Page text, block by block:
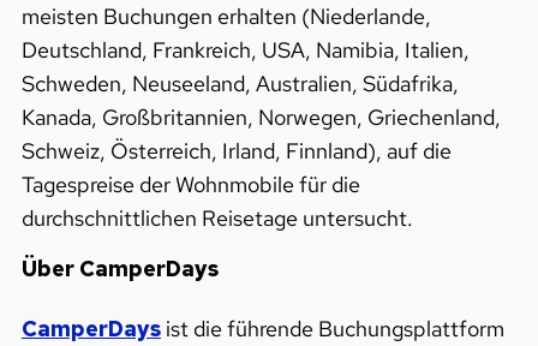
meisten Buchungen erhalten (Niederlande,
Deutschland, Frankreich, USA, Namibia, Italien,
Schweden, Neuseeland, Australien, Südafrika,
Kanada, Großbritannien, Norwegen, Griechenland,
Schweiz, Österreich, Irland, Finnland), auf die
Tagespreise der Wohnmobile für die
durchschnittlichen Reisetage untersucht.
Über CamperDays
CamperDaysist die führende Buchungsplattform